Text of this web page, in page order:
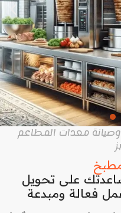
معدات المطاعم
على تحويل
فعالة ومبدعة